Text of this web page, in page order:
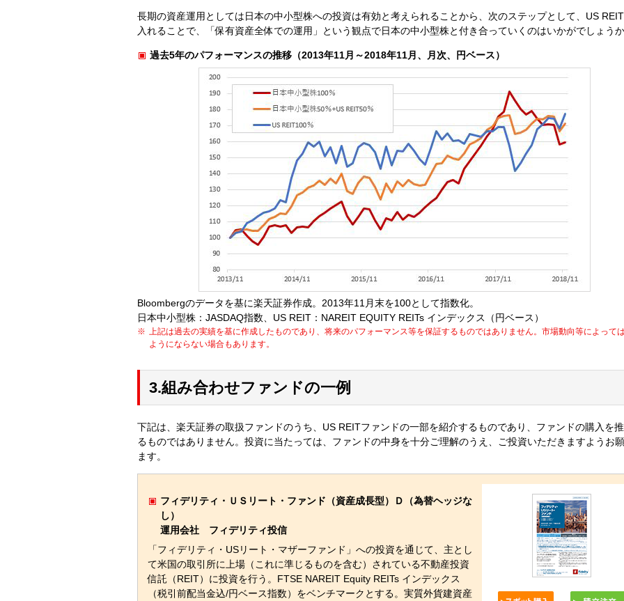
長期の資産運用としては日本の中小型株への投資は有効と考えられることから、次のステップとして、US
入れることで、「保有資産全体での運用」という観点で日本の中小型株と付き合っていくのはいかがでしょう
過去5年のパフォーマンスの推移（2013年11月～2018年11月、月次、円ベース）
Bloombergのデータを基に楽天証券作成。2013年11月末を100として指数化。
日本中小型株：JASDAQ指数、US REIT：NAREIT EQUITY REITs インデックス（円ベース）
上記は過去の実績を基に作成したものであり、将来のパフォーマンス等を保証するものではありません。市場動向等によって
ようにならない場合もあります。
3.組み合わせファンドの一例
下記は、楽天証券の取扱ファンドのうち、US REITファンドの一部を紹介するものであり、ファンドの購入を
るものではありません。投資に当たっては、ファンドの中身を十分ご理解のうえ、ご投資いただきますようお
ます。
フィデリティ・ＵＳリート・ファンド（資産成長型）Ｄ（為替ヘッジな
し）
運用会社 フィデリティ投信
「フィデリティ・USリート・マザーファンド」への投資を通じて、主とし
て米国の取引所に上場（これに準じるものを含む）されている不動産投資
信託（REIT）に投資を行う。FTSE NAREIT Equity REITs インデックス
（税引前配当金込/円ベース指数）をベンチマークとする。実質外貨建資産